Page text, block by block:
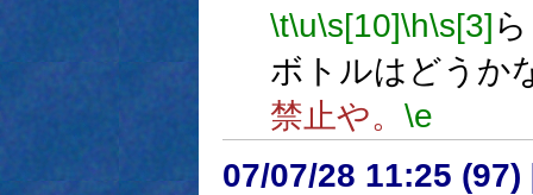
\t\u\s[10]\h\s[3]
ボトルはどうか
禁止や。 \e
07/07/28 11:25 (97)